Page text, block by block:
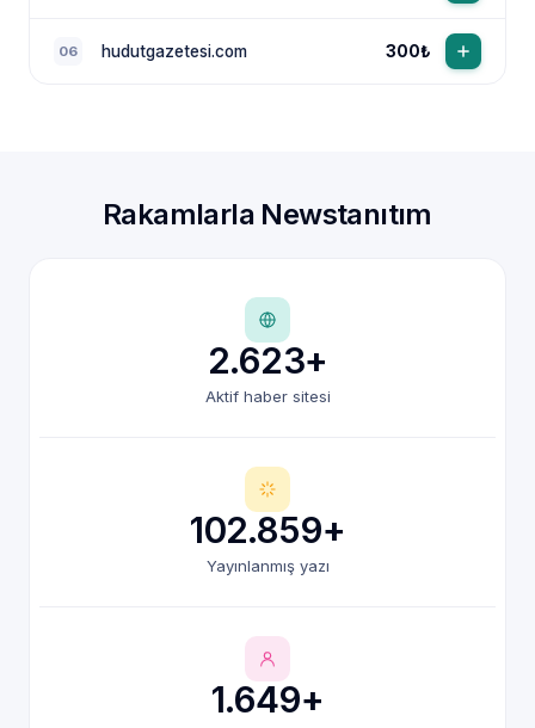
06 hudutgazetesi.com 300₺
Rakamlarla Newstanıtım
2.623+
Aktif haber sitesi
102.859+
Yayınlanmış yazı
1.649+